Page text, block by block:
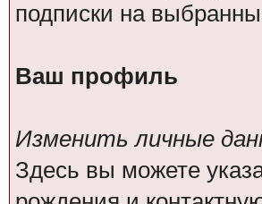
подписки на
Ваш профиль
Изменить личные
Здесь вы можете